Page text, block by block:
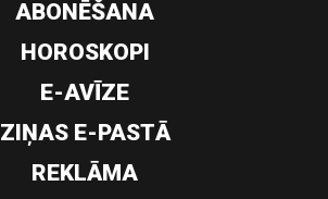
ABONĒŠANA
HOROSKOPI
E-AVĪZE
ZIŅAS E-PASTĀ
REKLĀMA